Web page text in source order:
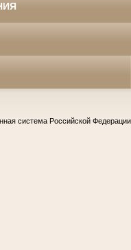
система Российской